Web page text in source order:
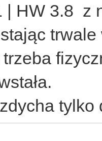
| HW 3.8 z
tylko